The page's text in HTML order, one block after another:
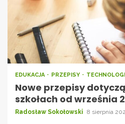
EDUKACJA PRZEPISY
Nowe przepisy
szkołach od września
Radosław Sokołowski 8 sierpnia